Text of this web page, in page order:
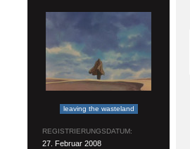
leaving the wasteland
REGISTRIERUNGSDATUM
27. Februar 2008